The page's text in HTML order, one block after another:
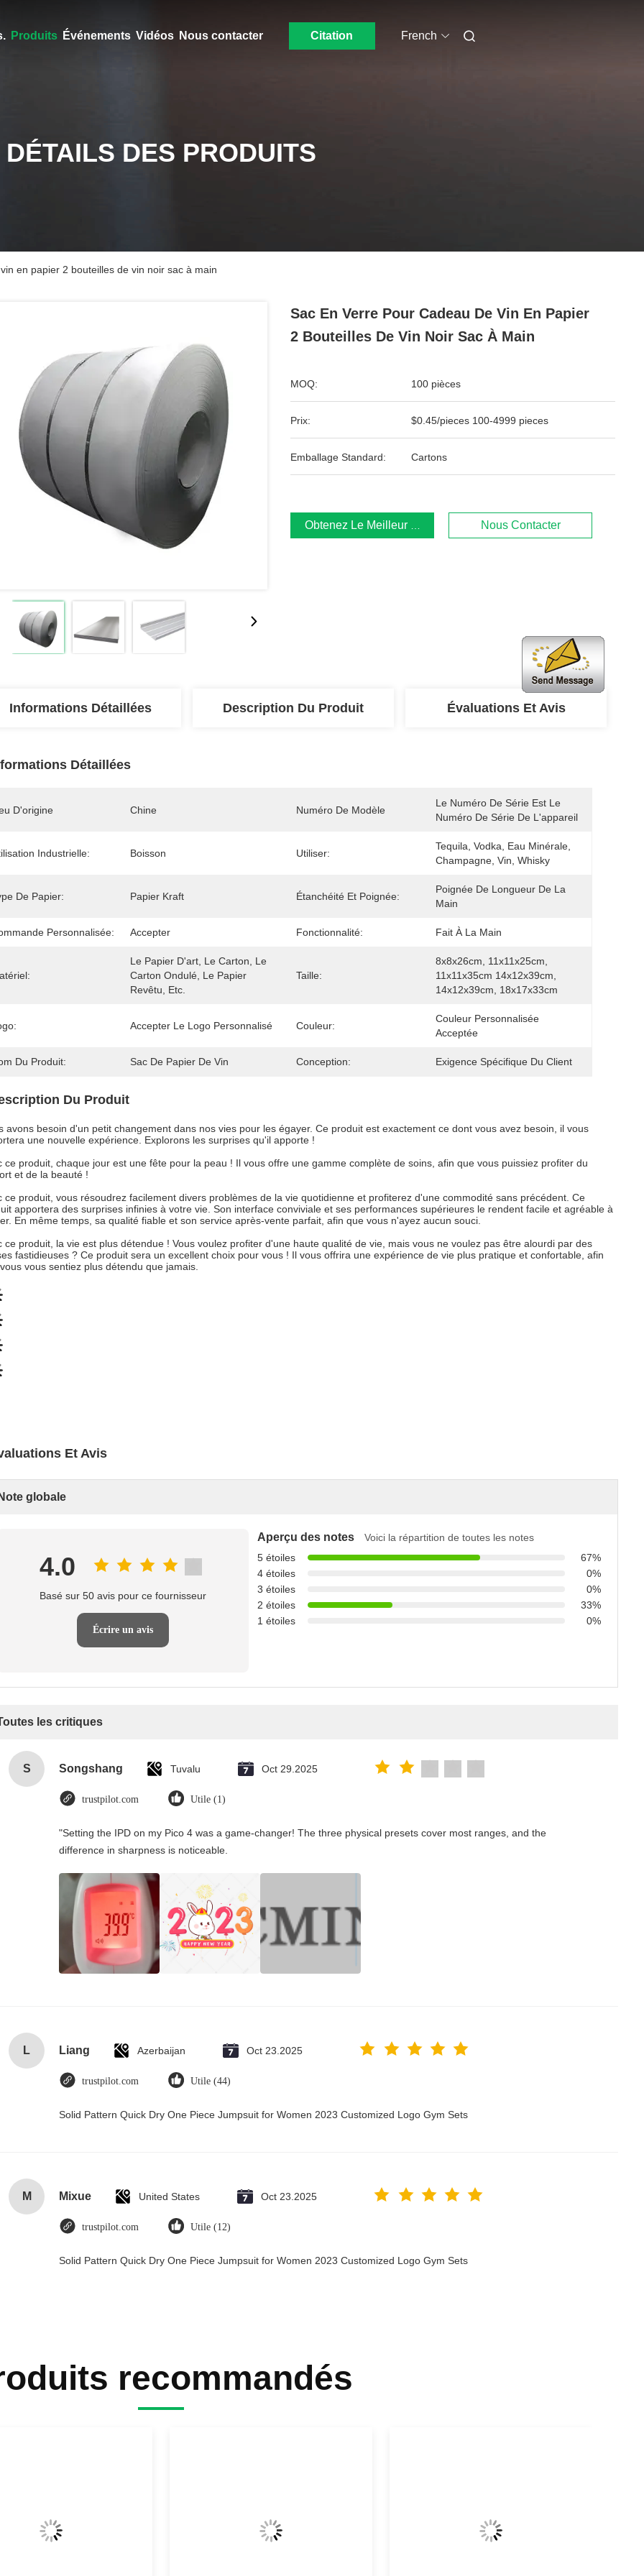
Produits Événements Vidéos Nous contacter Citation French
DÉTAILS DES PRODUITS
en papier 2 bouteilles de vin noir sac à main
Sac En Verre Pour Cadeau De Vin En Papier
2 Bouteilles De Vin Noir Sac À Main
MOQ: 100 pièces
Prix: $0.45/pieces 100-4999 pieces
Emballage Standard: Cartons
Obtenez Le Meilleur Prix Nous Contacter
Informations Détaillées Description Du Produit Évaluations Et Avis
Détaillées
D'origine Chine Numéro De Modèle
Le Numéro De Série Est Le
Numéro De Série De L'appareil
Industrielle: Boisson Utiliser:
Tequila, Vodka, Eau Minérale,
Champagne, Vin, Whisky
De Papier: Papier Kraft Étanchéité Et Poignée:
Poignée De Longueur De La
Main
Personnalisée: Accepter Fonctionnalité: Fait À La Main
Le Papier D'art, Le Carton, Le
Carton Ondulé, Le Papier
Revêtu, Etc.
Taille:
8x8x26cm, 11x11x25cm,
11x11x35cm 14x12x39cm,
14x12x39cm, 18x17x33cm
Accepter Le Logo Personnalisé Couleur:
Couleur Personnalisée
Acceptée
Du Produit: Sac De Papier De Vin Conception: Exigence Spécifique Du Client
Du Produit
avons besoin d'un petit changement dans nos vies pour les égayer. Ce produit est exactement ce dont vous avez besoin, il vous
une nouvelle expérience. Explorons les surprises qu'il apporte !
ce produit, chaque jour est une fête pour la peau ! Il vous offre une gamme complète de soins, afin que vous puissiez profiter du
et de la beauté !
ce produit, vous résoudrez facilement divers problèmes de la vie quotidienne et profiterez d'une commodité sans précédent. Ce
apportera des surprises infinies à votre vie. Son interface conviviale et ses performances supérieures le rendent facile et agréable à
En même temps, sa qualité fiable et son service après-vente parfait, afin que vous n'ayez aucun souci.
ce produit, la vie est plus détendue ! Vous voulez profiter d'une haute qualité de vie, mais vous ne voulez pas être alourdi par des
fastidieuses ? Ce produit sera un excellent choix pour vous ! Il vous offrira une expérience de vie plus pratique et confortable, afin
vous sentiez plus détendu que jamais.
Et Avis
globale
4.0
Basé sur 50 avis pour ce fournisseur
Écrire un avis
Aperçu des notes
Voici la répartition de toutes les notes
5 étoiles
67%
4 étoiles
0%
3 étoiles
0%
2 étoiles
33%
1 étoiles
0%
les critiques
S Songshang Tuvalu Oct 29.2025
trustpilot.com Utile (1)
"Setting the IPD on my Pico 4 was a game-changer! The three physical presets cover most ranges, and the
difference in sharpness is noticeable.
L Liang Azerbaijan Oct 23.2025
trustpilot.com Utile (44)
Solid Pattern Quick Dry One Piece Jumpsuit for Women 2023 Customized Logo Gym Sets
M Mixue United States Oct 23.2025
trustpilot.com Utile (12)
Solid Pattern Quick Dry One Piece Jumpsuit for Women 2023 Customized Logo Gym Sets
recommandés